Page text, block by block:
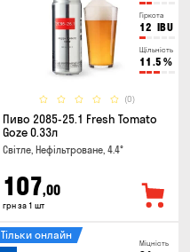
Гіркота
12 IBU
Щільність
11.5 %
(0)
Пиво 2085-25.1 Fresh Tomato
Goze 0.33л
Світле, Нефільтроване, 4.4°
107,00
грн за 1 шт
Міцність
Тільки онлайн